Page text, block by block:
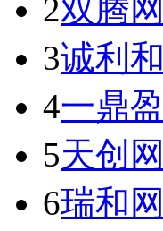
2双腾网
3诚利和
4一鼎盈
5天创网
6瑞和网